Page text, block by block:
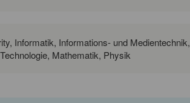
Informatik, Informations- und Medientechnik,
Mathematik, Physik